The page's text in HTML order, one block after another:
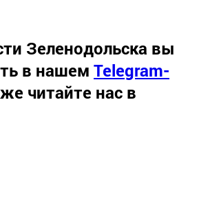
Зеленодольска вы
в нашем Telegram-
читайте нас в